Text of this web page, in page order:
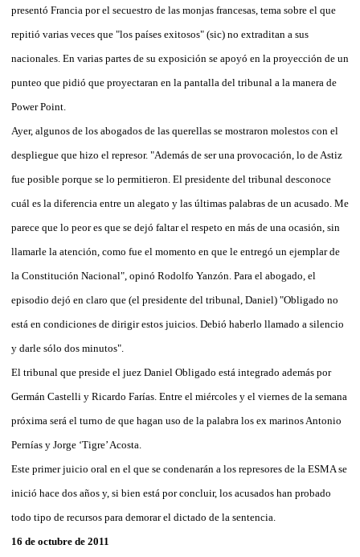
presentó Francia por el secuestro de las monjas francesas, tema sobre el que
repitió varias veces que "los países exitosos" (sic) no extraditan a sus
nacionales. En varias partes de su exposición se apoyó en la proyección de un
punteo que pidió que proyectaran en la pantalla del tribunal a la manera de
Power Point.
Ayer, algunos de los abogados de las querellas se mostraron molestos con el
despliegue que hizo el represor. "Además de ser una provocación, lo de Astiz
fue posible porque se lo permitieron. El presidente del tribunal desconoce
cuál es la diferencia entre un alegato y las últimas palabras de un acusado. Me
parece que lo peor es que se dejó faltar el respeto en más de una ocasión, sin
llamarle la atención, como fue el momento en que le entregó un ejemplar de
la Constitución Nacional", opinó Rodolfo Yanzón. Para el abogado, el
episodio dejó en claro que (el presidente del tribunal, Daniel) "Obligado no
está en condiciones de dirigir estos juicios. Debió haberlo llamado a silencio
y darle sólo dos minutos".
El tribunal que preside el juez Daniel Obligado está integrado además por
Germán Castelli y Ricardo Farías. Entre el miércoles y el viernes de la semana
próxima será el turno de que hagan uso de la palabra los ex marinos Antonio
Pernías y Jorge ‘Tigre’ Acosta.
Este primer juicio oral en el que se condenarán a los represores de la ESMA se
inició hace dos años y, si bien está por concluir, los acusados han probado
todo tipo de recursos para demorar el dictado de la sentencia.
16 de octubre de 2011